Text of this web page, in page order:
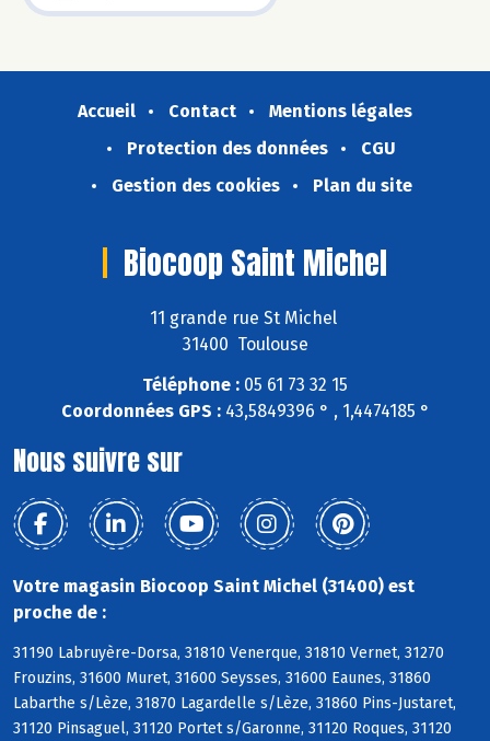
Accueil Contact
Mentions légales
Protection des données
CGU
Gestion des cookies
Plan du site
Biocoop Saint Michel
11 grande rue St Michel
31400 Toulouse
Téléphone : 05 61 73 32 15
Coordonnées GPS :43,5849396 ° , 1,4474185 °
Nous suivre sur
Votre magasin Biocoop Saint Michel (31400) est
proche de :
31190 Labruyère-Dorsa, 31810 Venerque, 31810 Vernet, 31270
Frouzins, 31600 Muret, 31600 Seysses, 31600 Eaunes, 31860
Labarthe s/Lèze, 31870 Lagardelle s/Lèze, 31860 Pins-Justaret,
31120 Pinsaguel, 31120 Portet s/Garonne, 31120 Roques, 31120